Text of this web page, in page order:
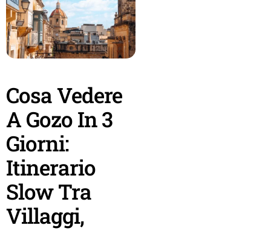
Cosa Vedere
A Gozo In 3
Giorni:
Itinerario
Slow Tra
Villaggi,